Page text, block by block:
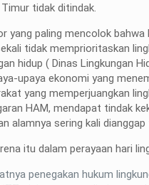
tidak ditindak.
yang paling mencolok
tidak memprioritaskan
hidup ( Dinas Lingkungan
upaya ekonomi yang
yang memperjuangkan
HAM, mendapat tindak
alamnya sering kali dianggap
itu dalam perayaan hari
penegakan hukum